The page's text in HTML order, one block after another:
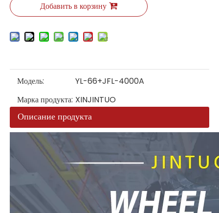
Добавить в корзину
Модель:
YL-66+JFL-4000A
Марка продукта: XINJINTUO
Описание продукта